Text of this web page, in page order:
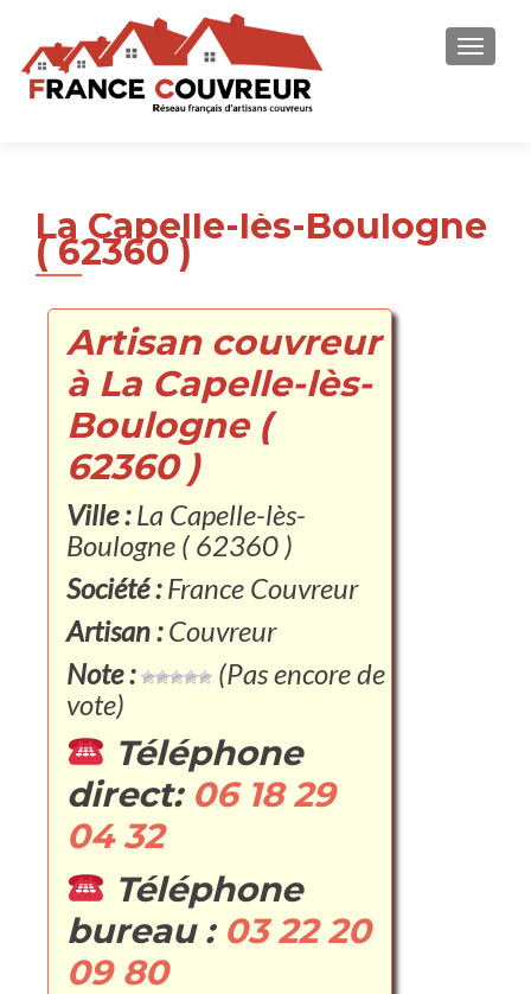
La Capelle-lès-Boulogne
( 62360 )
Artisan couvreur
à La Capelle-lès-
Boulogne (
62360 )
Ville :La Capelle-lès-
Boulogne ( 62360 )
Société :France Couvreur
Artisan :Couvreur
Note :
(Pas encore de
vote)
Téléphone
direct: 06 18 29
04 32
Téléphone
bureau : 03 22 20
09 80